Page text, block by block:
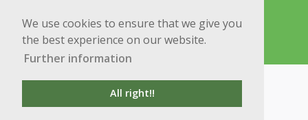
We use cookies to ensure that we give you
the best experience on our website.
Further information
All right!!
Copyright © 2020 BME Építőmérnöki Kar
1111 Budapest, Műegyetem rkp. 3.